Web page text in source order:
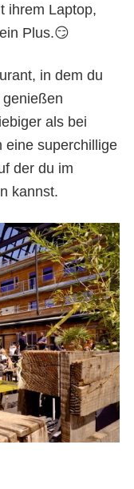
ihrem Laptop,
Plus.😏
in dem du
als bei
eine superchillige
der du im
kannst.